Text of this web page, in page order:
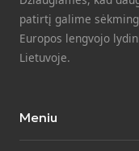
patirtį galime
Europos lengvojo
Lietuvoje.
Meniu